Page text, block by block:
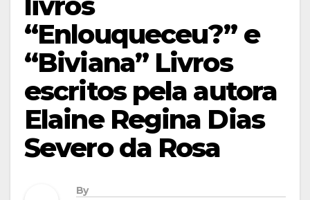
“Enlouqueceu?” e
“Biviana” Livros
escritos pela autora
Elaine Regina Dias
Severo da Rosa
By